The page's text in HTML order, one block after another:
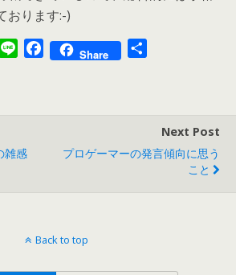
おります:-)
Share
雑感
Next Post
プロゲーマーの発言傾向に思う
こと
Back to top